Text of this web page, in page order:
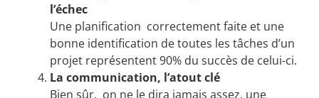
l’échec
Une planification correctement faite et une
bonne identification de toutes les tâches d’un
projet représentent 90% du succès de celui-ci.
La communication, l’atout clé
Bien sûr, on ne le dira jamais assez, une